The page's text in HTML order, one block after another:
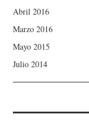
Abril 2016
Marzo 2016
Mayo 2015
Julio 2014